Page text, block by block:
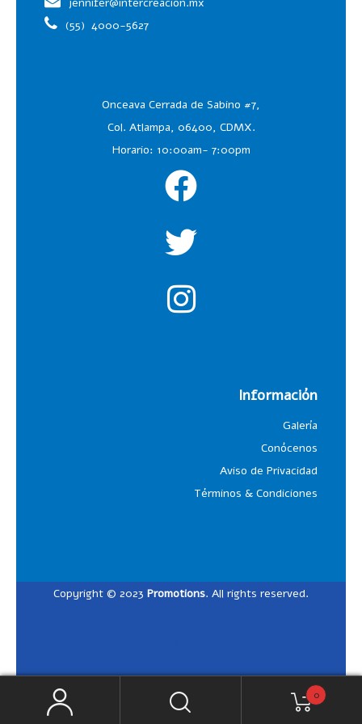
(55) 4000-5627
Onceava Cerrada de Sabino #7,
Col. Atlampa, 06400, CDMX.
Horario: 10:00am- 7:00pm
Información
Galería
Conócenos
Aviso de Privacidad
Términos & Condiciones
Copyright © 2023 Promotions. All rights reserved.
0